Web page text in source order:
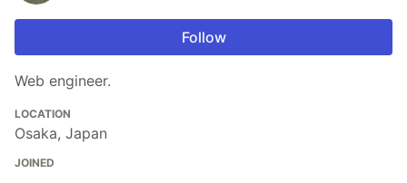
Follow
Web engineer.
LOCATION
Osaka, Japan
JOINED